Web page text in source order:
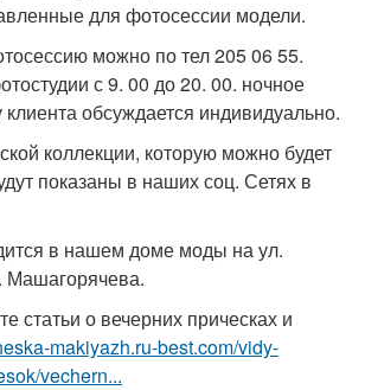
для фотосессии модели.
можно по тел 205 06 55.
с 9. 00 до 20. 00. ночное
обсуждается индивидуально.
коллекции, которую можно будет
показаны в наших соц. Сетях в
в нашем доме моды на ул.
Машагорячева.
статьи о вечерних прическах и
makiyazh.ru-best.com/vidy-
vechern...